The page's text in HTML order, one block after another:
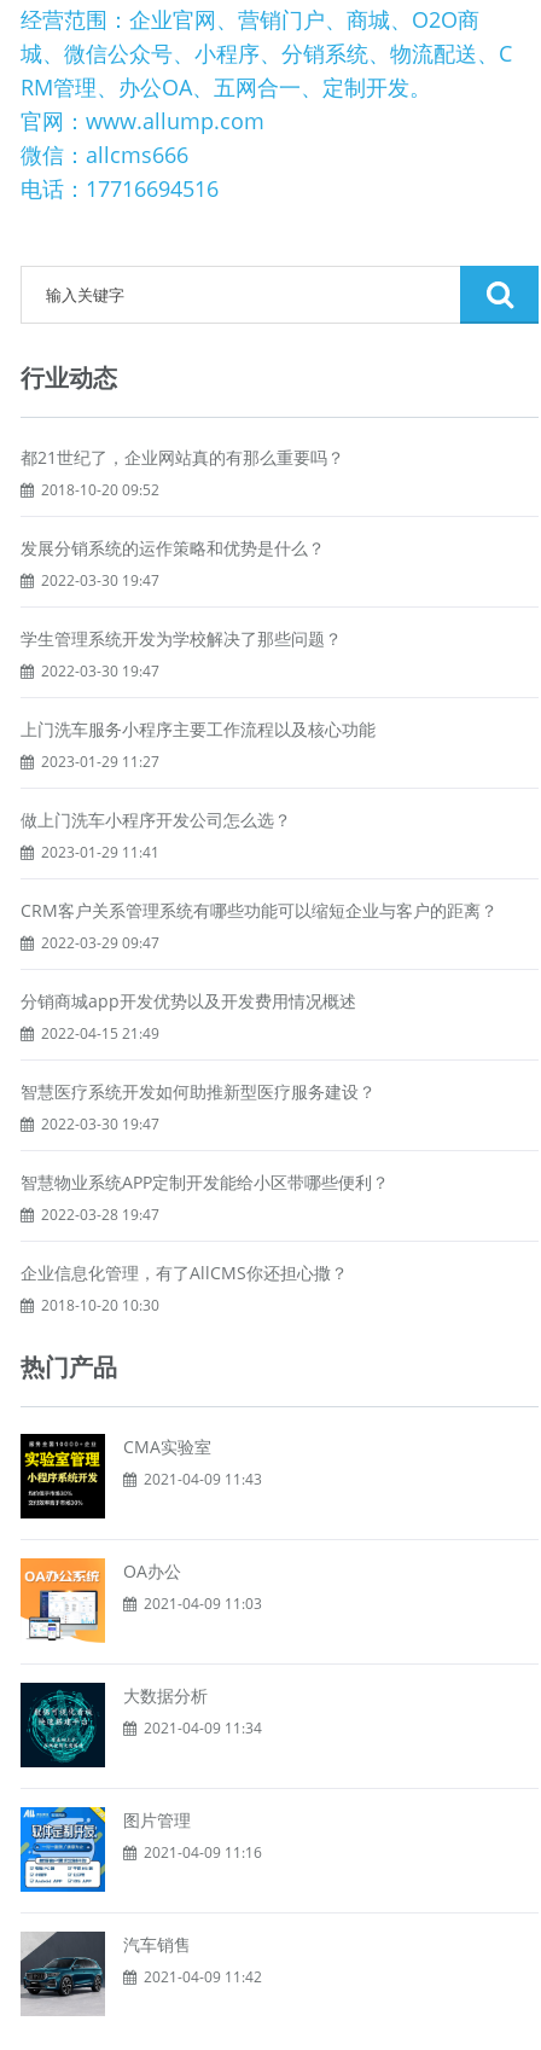
经营范围：企业官网、营销门户、商城、O2O商
城、微信公众号、小程序、分销系统、物流配送、C
RM管理、办公OA、五网合一、定制开发。
官网：www.allump.com
微信：allcms666
电话：17716694516
行业动态
都21世纪了，企业网站真的有那么重要吗？
2018-10-20 09:52
发展分销系统的运作策略和优势是什么？
2022-03-30 19:47
学生管理系统开发为学校解决了那些问题？
2022-03-30 19:47
上门洗车服务小程序主要工作流程以及核心功能
2023-01-29 11:27
做上门洗车小程序开发公司怎么选？
2023-01-29 11:41
CRM客户关系管理系统有哪些功能可以缩短企业与客户的距离？
2022-03-29 09:47
分销商城app开发优势以及开发费用情况概述
2022-04-15 21:49
智慧医疗系统开发如何助推新型医疗服务建设？
2022-03-30 19:47
智慧物业系统APP定制开发能给小区带哪些便利？
2022-03-28 19:47
企业信息化管理，有了AllCMS你还担心撒？
2018-10-20 10:30
热门产品
CMA实验室
2021-04-09 11:43
OA办公
2021-04-09 11:03
大数据分析
2021-04-09 11:34
图片管理
2021-04-09 11:16
汽车销售
2021-04-09 11:42